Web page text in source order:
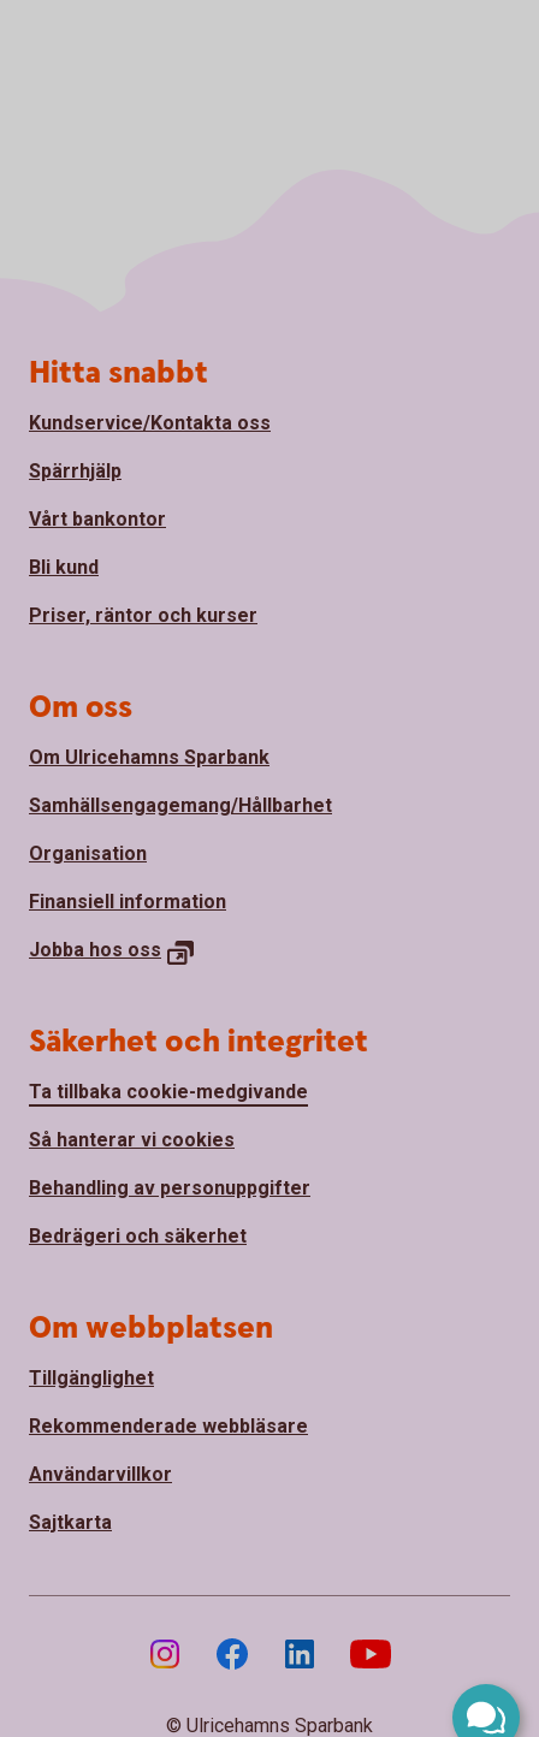
Sidfot
Hitta snabbt
Kundservice/Kontakta oss
Spärrhjälp
Vårt bankontor
Bli kund
Priser, räntor och kurser
Om oss
Om Ulricehamns Sparbank
Samhällsengagemang/Hållbarhet
Organisation
Finansiell information
Jobba hos oss
Säkerhet och integritet
Ta tillbaka cookie-medgivande
Så hanterar vi cookies
Behandling av personuppgifter
Bedrägeri och säkerhet
Om webbplatsen
Tillgänglighet
Rekommenderade webbläsare
Användarvillkor
Sajtkarta
© Ulricehamns Sparbank